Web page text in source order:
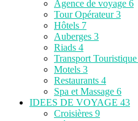
Agence de voyage 6
Tour Opérateur3
Hôtels 7
Auberges 3
Riads 4
Transport Touristique
Motels 3
Restaurants 4
Spa et Massage 6
IDEES DE VOYAGE 43
Croisières 9